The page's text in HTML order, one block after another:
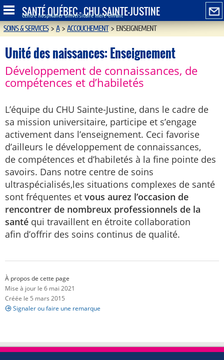
SANTÉ QUÉBEC - CHU SAINTE-JUSTINE
Centre hospitalier universitaire mère-enfant
SOINS & SERVICES>A>ACCOUCHEMENT>ENSEIGNEMENT
Unité des naissances: Enseignement
Développement de connaissances, de
compétences et d’habiletés
L’équipe du CHU Sainte-Justine, dans le cadre de
sa mission universitaire, participe et s’engage
activement dans l’enseignement. Ceci favorise
d’ailleurs le développement de connaissances,
de compétences et d’habiletés à la fine pointe des
savoirs. Dans notre centre de soins
ultraspécialisés,les situations complexes de santé
sont fréquentes et vous aurez l’occasion de
rencontrer de nombreux professionnels de la
santé qui travaillent en étroite collaboration
afin d’offrir des soins continus de qualité.
À propos de cette page
Mise à jour le 6 mai 2021
Créée le 5 mars 2015
Signaler ou faire une remarque